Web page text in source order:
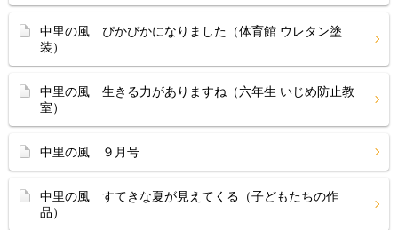
中里の風 ぴかぴかになりました（体育館 ウレタン塗
装）
中里の風 生きる力がありますね（六年生 いじめ防止教
室）
中里の風 ９月号
中里の風 すてきな夏が見えてくる（子どもたちの作
品）